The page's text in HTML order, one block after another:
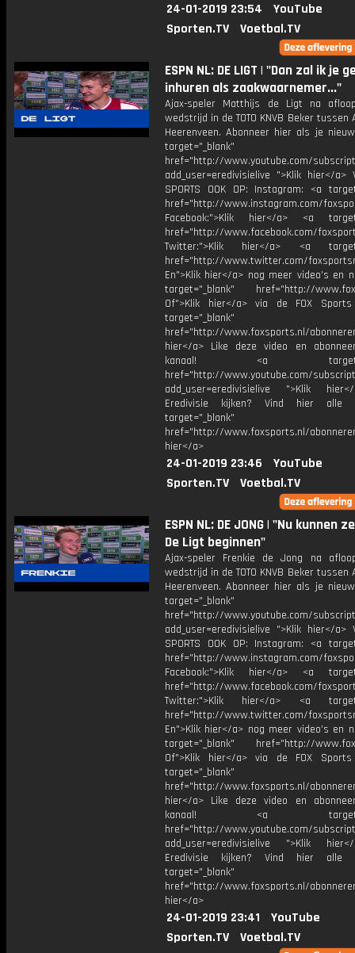
24-01-2019 23:54
YouTube
Sporten.TV
Voetbal.TV
ESPN NL: DE LIGT | "Dan zal ik je
inhuren als zaakwaarnemer..."
Ajax-speler Matthijs de Ligt na
wedstrijd in de TOTO KNVB Beker tussen
Heerenveen. Abonneer hier als je
target="_blank"
href="http://www.youtube.com/
add_user=eredivisielive ">Klik hier</a>
SPORTS OOK OP: Instagram: <a
href="http://www.instagram.com/
Facebook:">Klik hier</a> <a
href="http://www.facebook.com/
Twitter:">Klik hier</a> <a
href="http://www.twitter.com/
En">Klik hier</a> nog meer video’s en
target="_blank" href="http://
Of">Klik hier</a> via de FOX
target="_blank"
href="http://www.foxsports.nl/
hier</a> Like deze video en
kanaal! <a
href="http://www.youtube.com/
add_user=eredivisielive ">Klik
Eredivisie kijken? Vind hier alle
target="_blank"
href="http://www.foxsports.nl/
hier</a>
24-01-2019 23:46
YouTube
Sporten.TV
Voetbal.TV
ESPN NL: DE JONG | "Nu kunnen
De Ligt beginnen"
Ajax-speler Frenkie de Jong na
wedstrijd in de TOTO KNVB Beker tussen
Heerenveen. Abonneer hier als je
target="_blank"
href="http://www.youtube.com/
add_user=eredivisielive ">Klik hier</a>
SPORTS OOK OP: Instagram: <a
href="http://www.instagram.com/
Facebook:">Klik hier</a> <a
href="http://www.facebook.com/
Twitter:">Klik hier</a> <a
href="http://www.twitter.com/
En">Klik hier</a> nog meer video’s en
target="_blank" href="http://
Of">Klik hier</a> via de FOX
target="_blank"
href="http://www.foxsports.nl/
hier</a> Like deze video en
kanaal! <a
href="http://www.youtube.com/
add_user=eredivisielive ">Klik
Eredivisie kijken? Vind hier alle
target="_blank"
href="http://www.foxsports.nl/
hier</a>
24-01-2019 23:41
YouTube
Sporten.TV
Voetbal.TV